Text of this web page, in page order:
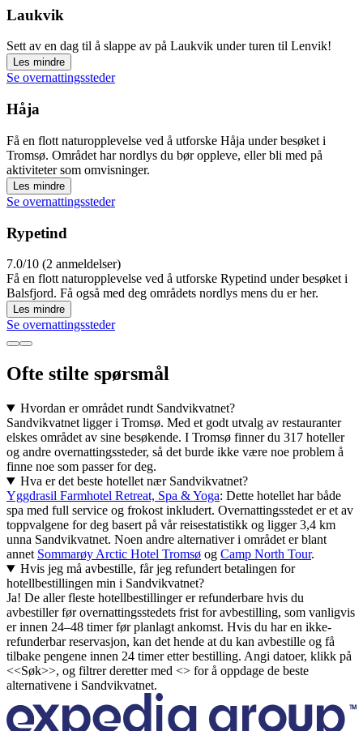
Laukvik
Sett av en dag til å slappe av på Laukvik under turen til Lenvik!
Les mindre
Se overnattingssteder
Håja
Få en flott naturopplevelse ved å utforske Håja under besøket i
Tromsø. Området har nordlys du bør oppleve, eller bli med på
aktiviteter som omvisninger.
Les mindre
Se overnattingssteder
Rypetind
7.0/10 (2 anmeldelser)
Få en flott naturopplevelse ved å utforske Rypetind under besøket i
Balsfjord. Få også med deg områdets nordlys mens du er her.
Les mindre
Se overnattingssteder
Ofte stilte spørsmål
Hvordan er området rundt Sandvikvatnet?
Sandvikvatnet ligger i Tromsø. Med et godt utvalg av restauranter
elskes området av sine besøkende. I Tromsø finner du 317 hoteller
og andre overnattingssteder, så det burde ikke være noe problem å
finne noe som passer for deg.
Hva er det beste hotellet nær Sandvikvatnet?
Yggdrasil Farmhotel Retreat, Spa & Yoga: Dette hotellet har både
spa med full service og frokost inkludert. Overnattingsstedet er et av
toppvalgene for deg basert på vår reisestatistikk og ligger 3,4 km
unna Sandvikvatnet. Noen andre alternativer i området er blant
annet Sommarøy Arctic Hotel Tromsø og Camp North Tour.
Hvis jeg må avbestille, får jeg refundert betalingen for
hotellbestillingen min i Sandvikvatnet?
Ja! De aller fleste hotellbestillinger er refunderbare hvis du
avbestiller før overnattingsstedets frist for avbestilling, som vanligvis
er innen 24–48 timer før planlagt ankomst. Hvis du har en ikke-
refunderbar reservasjon, kan det hende at du kan avbestille og få
tilbake pengene innen 24 timer etter bestilling. Angi datoer, klikk på
<<Søk>>, og filtrer deretter med <> for å oppdage de beste
alternativene i Sandvikvatnet.